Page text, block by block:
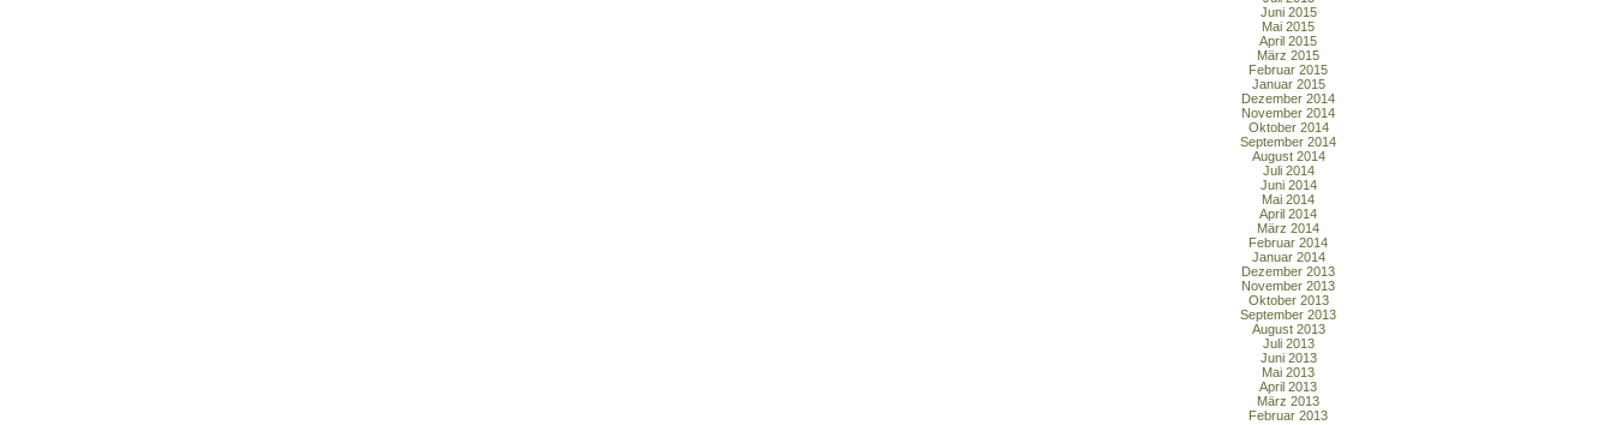
Juni 2015
Mai 2015
April 2015
März 2015
Februar 2015
Januar 2015
Dezember 2014
November 2014
Oktober 2014
September 2014
August 2014
Juli 2014
Juni 2014
Mai 2014
April 2014
März 2014
Februar 2014
Januar 2014
Dezember 2013
November 2013
Oktober 2013
September 2013
August 2013
Juli 2013
Juni 2013
Mai 2013
April 2013
März 2013
Februar 2013